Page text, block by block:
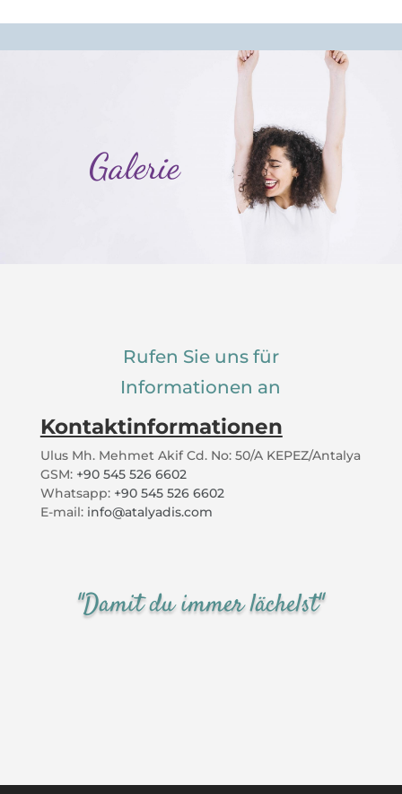
Galerie
Rufen Sie uns für
Informationen an
Kontaktinformationen
Ulus Mh. Mehmet Akif Cd. No: 50/A KEPEZ/Antalya
GSM: +90 545 526 6602
Whatsapp: +90 545 526 6602
E-mail: info@atalyadis.com
"Damit du immer lächelst"